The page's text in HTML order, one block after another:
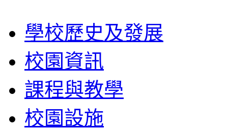
學校歷史及發展
校園資訊
課程與教學
校園設施